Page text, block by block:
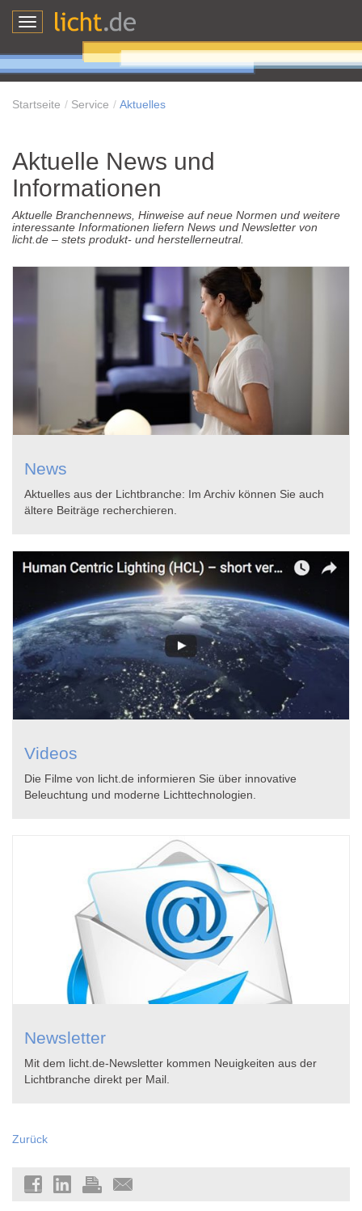
Toggle
Startseite Service Aktuelles
Aktuelle News und
Informationen
Aktuelle Branchennews, Hinweise auf neue Normen und weitere
interessante Informationen liefern News und Newsletter von
licht.de – stets produkt- und herstellerneutral.
News
Aktuelles aus der Lichtbranche: Im Archiv können Sie auch
ältere Beiträge recherchieren.
Videos
Die Filme von licht.de informieren Sie über innovative
Beleuchtung und moderne Lichttechnologien.
Newsletter
Mit dem licht.de-Newsletter kommen Neuigkeiten aus der
Lichtbranche direkt per Mail.
Zurück